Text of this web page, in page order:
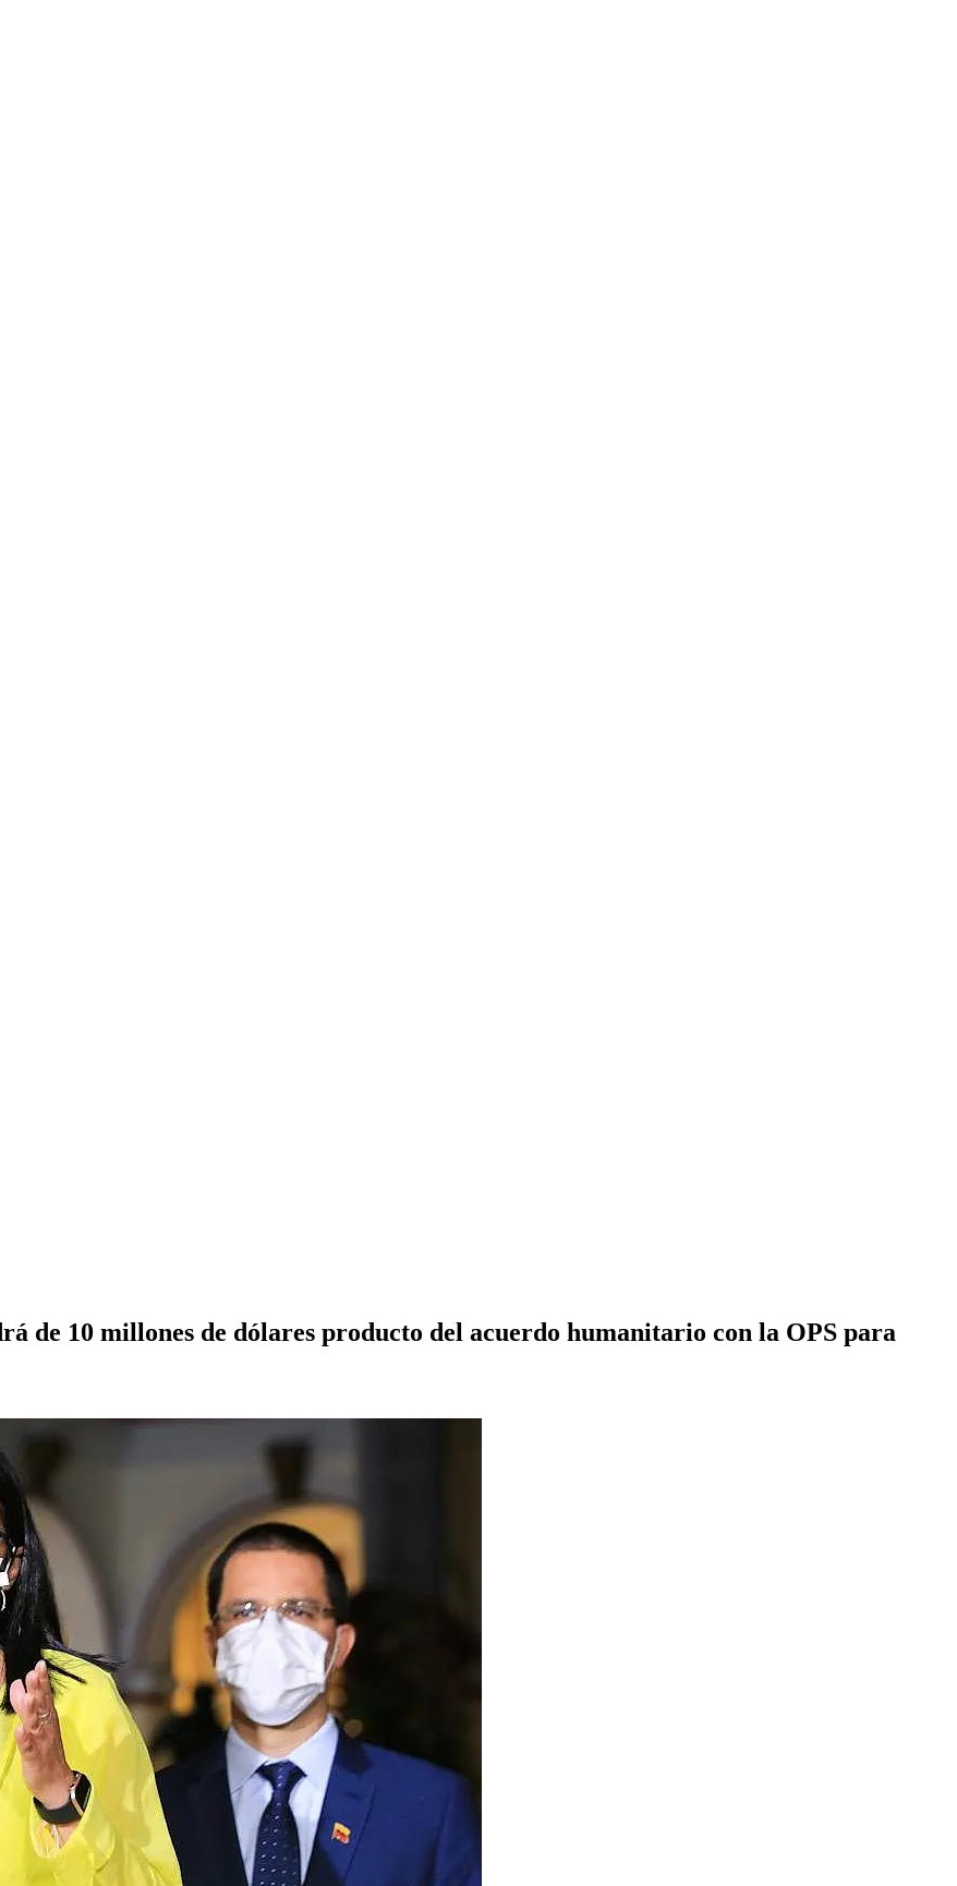
de 10 millones de dólares producto del acuerdo humanitario con la OPS para